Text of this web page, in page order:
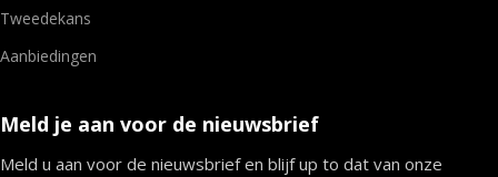
Tweedekans
Aanbiedingen
Meld je aan voor de nieuwsbrief
Meld u aan voor de nieuwsbrief en blijf up to dat van onze